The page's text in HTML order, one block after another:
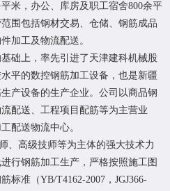
米，办公、库房及职工宿舍800余平
围包括钢材交易、仓储、钢筋成品
加工及物流配送。
础上，率先引进了天津建科机械股
平的数控钢筋加工设备，也是新疆
产设备的生产企业。公司以商品钢
配送、工程项目配筋等为主营业
配送物流中心。
高级技师等为主体的强大技术力
行钢筋加工生产，严格按照施工图
标准（YB/T4162-2007，JGJ366-